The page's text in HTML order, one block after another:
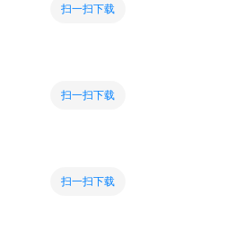
扫一扫下载
扫一扫下载
扫一扫下载